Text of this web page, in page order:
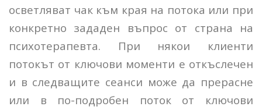
осветляват чак към края на потока или при
конкретно зададен въпрос от страна на
психотерапевта. При някои клиенти
потокът от ключови моменти е откъслечен
и в следващите сеанси може да прерасне
или в по-подробен поток от ключови